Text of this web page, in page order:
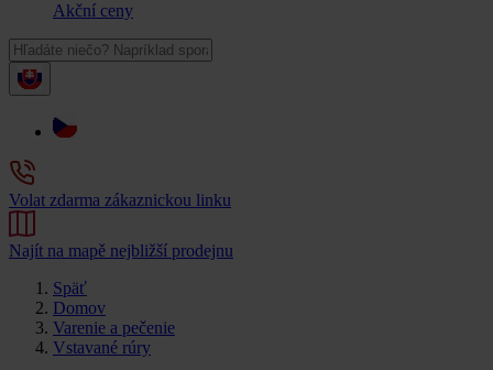
Akční ceny
Volat zdarma zákaznickou linku
Najít na mapě nejbližší prodejnu
Späť
Domov
Varenie a pečenie
Vstavané rúry